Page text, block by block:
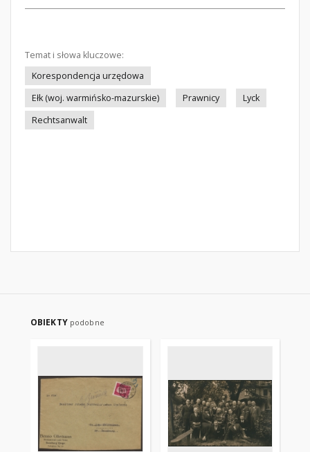
Temat i słowa kluczowe:
Korespondencja urzędowa
Ełk (woj. warmińsko-mazurskie)
Prawnicy
Lyck
Rechtsanwalt
OBIEKTY podobne